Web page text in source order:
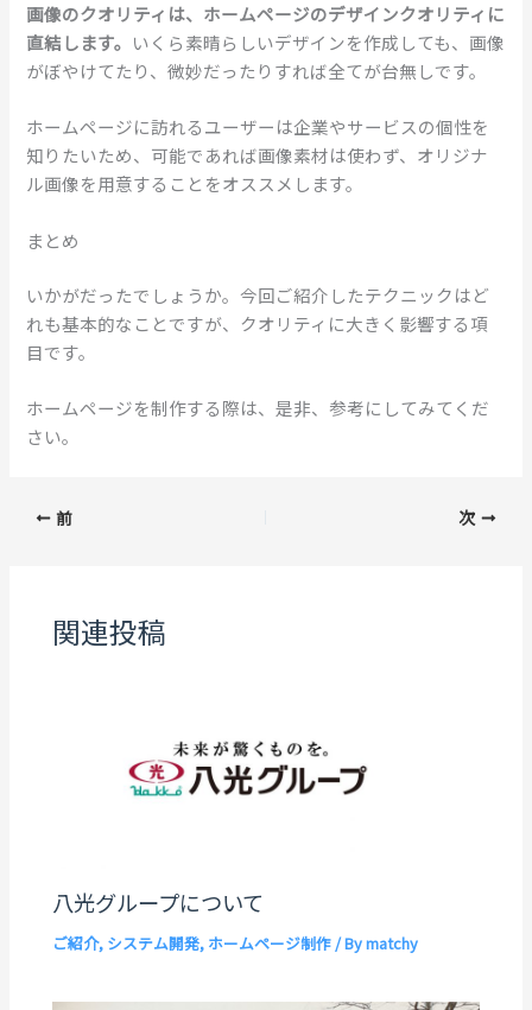
画像のクオリティは、ホームページのデザインクオリティに
直結します。 いくら素晴らしいデザインを作成しても、画像
がぼやけてたり、微妙だったりすれば全てが台無しです。
ホームページに訪れるユーザーは企業やサービスの個性を
知りたいため、可能であれば画像素材は使わず、オリジナ
ル画像を用意することをオススメします。
まとめ
いかがだったでしょうか。今回ご紹介したテクニックはど
れも基本的なことですが、クオリティに大きく影響する項
目です。
ホームページを制作する際は、是非、参考にしてみてくだ
さい。
前 次
関連投稿
八光グループについて
ご紹介, システム開発, ホームページ制作 / Bymatchy